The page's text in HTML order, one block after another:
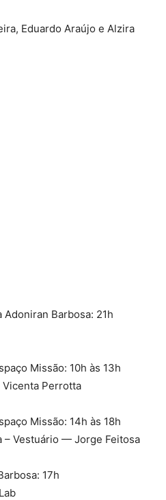
Eduardo Araújo e Alzira
Adoniran Barbosa: 21h
Missão: 10h às 13h
Vicenta Perrotta
Missão: 14h às 18h
– Vestuário — Jorge Feitosa
17h